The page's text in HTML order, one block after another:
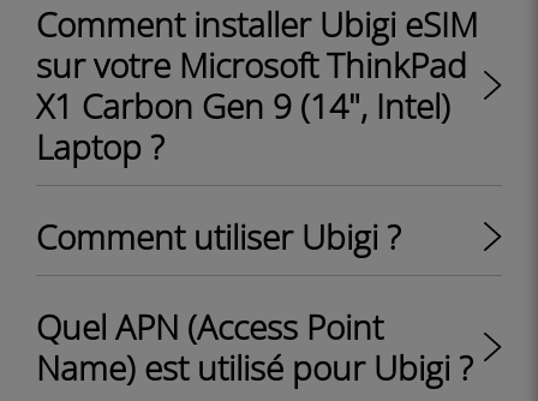
Comment installer Ubigi eSIM
sur votre Microsoft ThinkPad
X1 Carbon Gen 9 (14", Intel)
Laptop ?
Comment utiliser Ubigi ?
Quel APN (Access Point
Name) est utilisé pour Ubigi ?